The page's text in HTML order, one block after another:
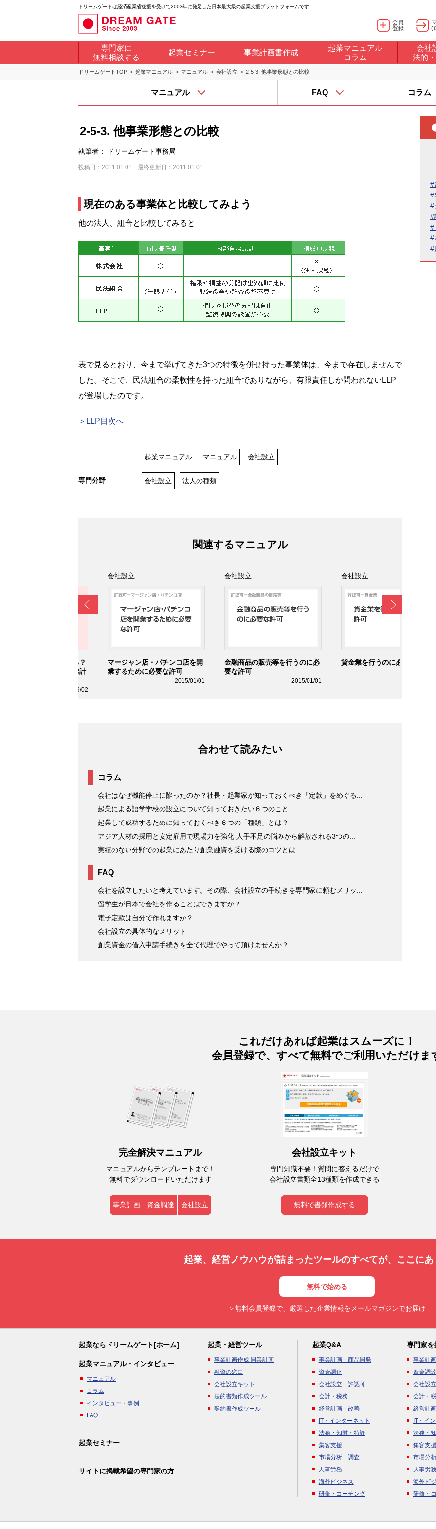
ドリームゲートは経済産業省後援を受けて2003年に発足した日本最大級の起業支援プラットフォームです
会員
登録
(
専門家に
無料相談する
起業セミナー 事業計画書作成
起業マニュアル
コラム
会社
法的
ドリームゲートTOP 起業マニュアル マニュアル 会社設立 2-5-3. 他事業形態との比較
マニュアル FAQ コラム
2-5-3. 他事業形態との比較
執筆者： ドリームゲート事務局
投稿日：2011.01.01 最終更新日：2011.01.01
現在のある事業体と比較してみよう
他の法人、組合と比較してみると
表で見るとおり、今まで挙げてきた3つの特徴を併せ持った事業体は、今まで存在しませんで
した。そこで、民法組合の柔軟性を持った組合でありながら、有限責任しか問われないLLP
が登場したのです。
＞LLP目次へ
起業マニュアル マニュアル 会社設立
専門分野 会社設立 法人の種類
関連するマニュアル
したい！何からはじめる？
資金はいくら必要？事業計
2022/09/02
会社設立
マージャン店・パチンコ店を開
業するために必要な許可
2015/01/01
会社設立
金融商品の販売等を行うのに必
要な許可
2015/01/01
会社設立
貸金業を行うのに必要な許可
合わせて読みたい
コラム
会社はなぜ機能停止に陥ったのか？社長・起業家が知っておくべき「定款」をめぐる...
起業による語学学校の設立について知っておきたい６つのこと
起業して成功するために知っておくべき６つの「種類」とは？
アジア人材の採用と安定雇用で現場力を強化-人手不足の悩みから解放される3つの...
実績のない分野での起業にあたり創業融資を受ける際のコツとは
FAQ
会社を設立したいと考えています。その際、会社設立の手続きを専門家に頼むメリッ...
留学生が日本で会社を作ることはできますか？
電子定款は自分で作れますか？
会社設立の具体的なメリット
創業資金の借入申請手続きを全て代理でやって頂けませんか？
#
#
#
#
#
#
これだけあれば起業はスムーズに！
会員登録で、すべて無料でご利用いただけま
完全解決マニュアル
マニュアルからテンプレートまで！
無料でダウンロードいただけます
事業計画 資金調達 会社設立
会社設立キット
専門知識不要！質問に答えるだけで
会社設立書類全13種類を作成できる
無料で書類作成する
起業、経営ノウハウが詰まったツールのすべてが、 ここに
無料で始める
＞無料会員登録で、厳選した企業情報をメールマガジンでお届け
起業ならドリームゲート[ホーム]
起業マニュアル・インタビュー
マニュアル
コラム
インタビュー・事例
FAQ
起業セミナー
サイトに掲載希望の専門家の方
起業・経営ツール
事業計画作成 開業計画
融資の窓口
会社設立キット
法的書類作成ツール
契約書作成ツール
起業Q&A
事業計画・商品開発
資金調達
会社設立・許認可
会計・税務
経営計画・改善
IT・インターネット
法務・知財・特許
集客支援
市場分析・調査
人事労務
海外ビジネス
研修・コーチング
専門家を
事業計
資金調達
会社設
会計・
経営計
IT・イ
法務・
集客支援
市場分
人事労務
海外ビ
研修・